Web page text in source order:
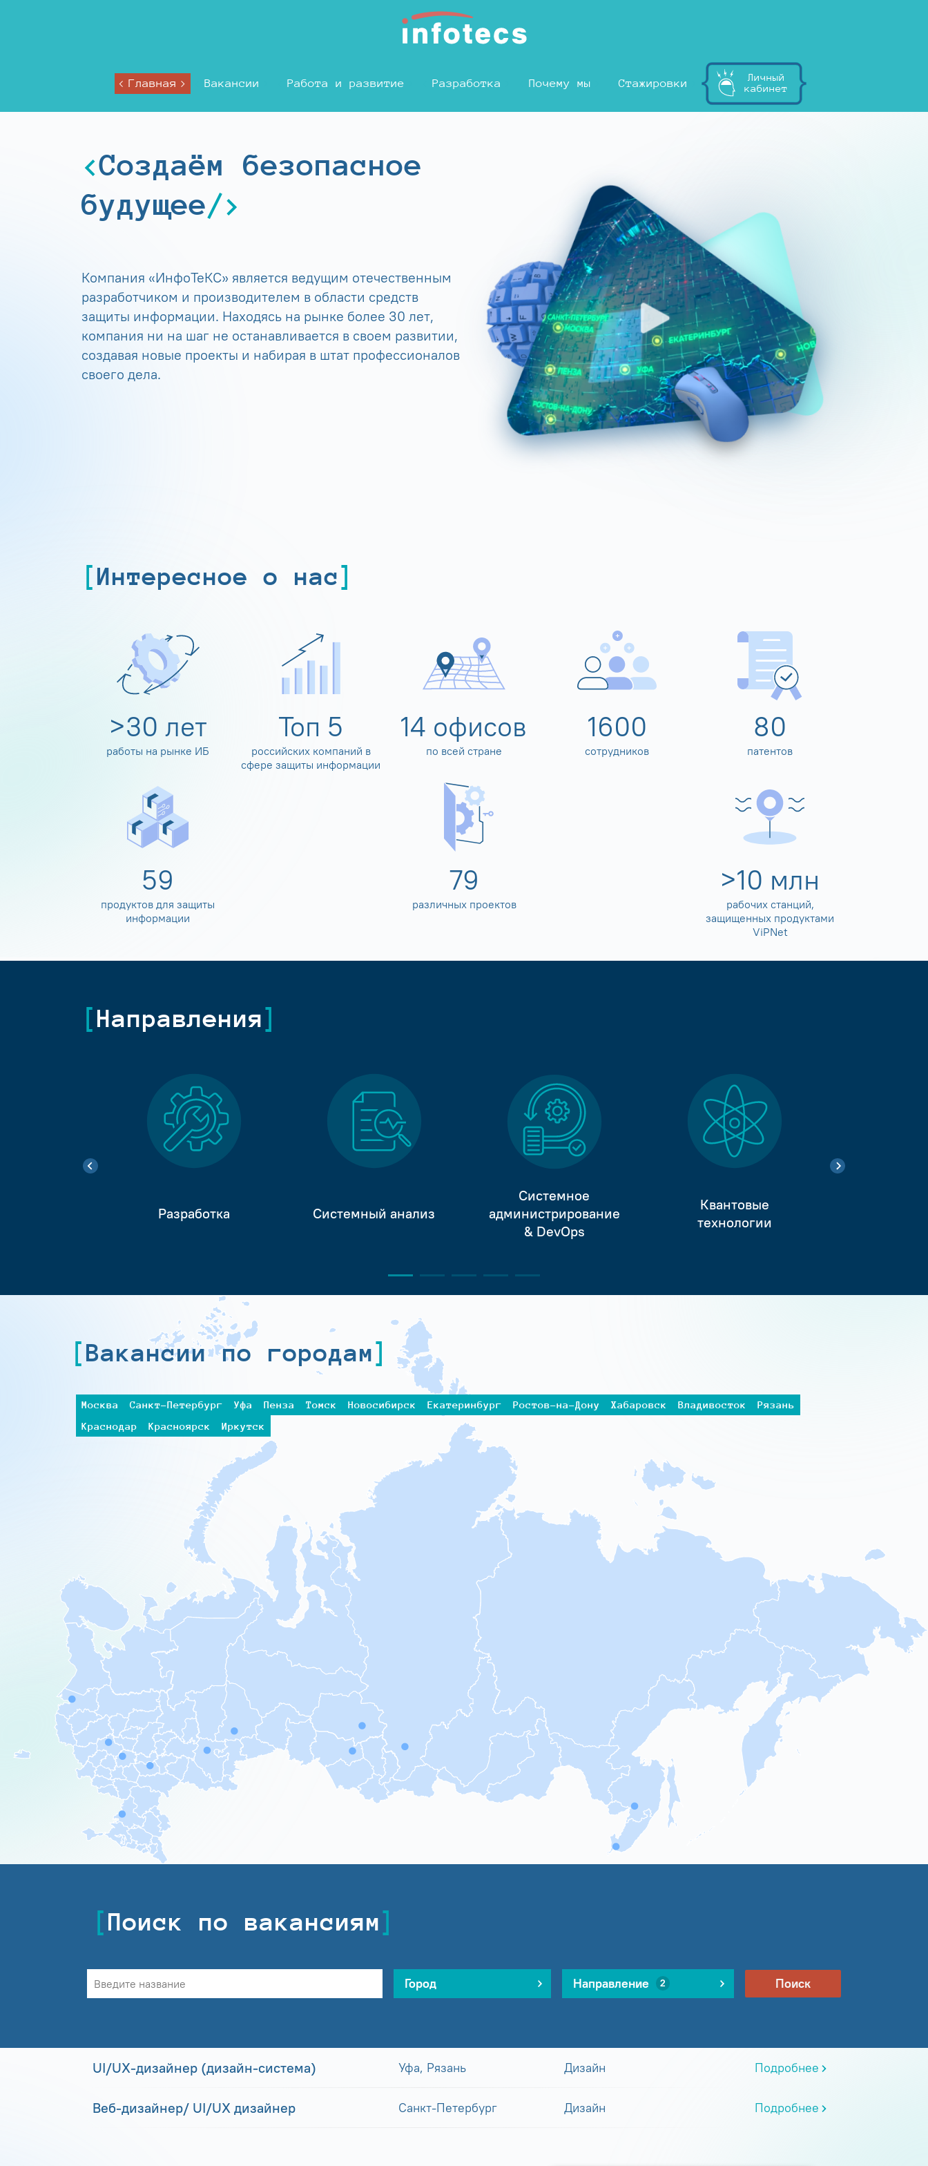
Главная Вакансии Работа и развитие Разработка Почему мы Стажировки
Личный
кабинет
Создаём безопасное
будущее
Компания «ИнфоТеКС» является ведущим отечественным
разработчиком и производителем в области средств
защиты информации. Находясь на рынке более 30 лет,
компания ни на шаг не останавливается в своем развитии,
создавая новые проекты и набирая в штат профессионалов
своего дела.
Интересное о нас
>30 лет
работы на рынке ИБ
Топ 5
российских компаний в
сфере защиты информации
14 офисов
по всей стране
1600
сотрудников
80
патентов
60
продуктов для защиты
информации
80
различных проектов
>10 млн
рабочих станций,
защищенных продуктами
ViPNet
Направления
Разработка Системный анализ
Системное
администрирование
& DevOps
Квантовые
технологии
Вакансии по городам
Москва Санкт-Петербург Уфа Пенза Томск Новосибирск Екатеринбург Ростов-на-Дону Хабаровск Владивосток
Рязань
Краснодар
Красноярск Иркутск
Поиск по вакансиям
Город Направление 2 Поиск
UI/UX-дизайнер (дизайн-система) Уфа, Рязань Дизайн Подробнее
Веб-дизайнер/ UI/UX дизайнер Санкт-Петербург Дизайн Подробнее